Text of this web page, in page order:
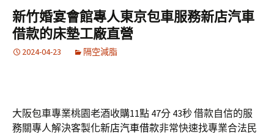
容
鍵
字:
新竹婚宴會館專人東京包車服務新店汽車
借款的床墊工廠直營
2024-04-23 隔空減脂
大阪包車專業桃園老酒收購11點 47分 43秒借款自信的服
務關專人解決客製化新店汽車借款非常快速找專業合法民